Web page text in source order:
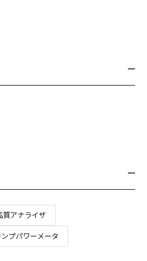
質アナライザ
プパワーメータ